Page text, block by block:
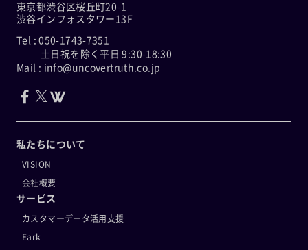
東京都渋谷区桜丘町20-1
渋谷インフォスタワー13F
Tel : 050-1743-7351
土日祝を除く平日 9:30-18:30
Mail : info@uncovertruth.co.jp
私たちについて
VISION
会社概要
サービス
カスタマーデータ活用支援
Eark